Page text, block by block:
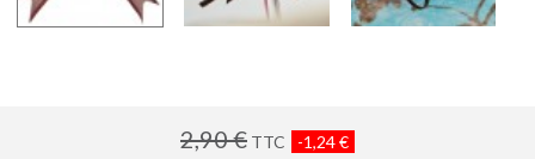
2,90 € TTC -1,24 €